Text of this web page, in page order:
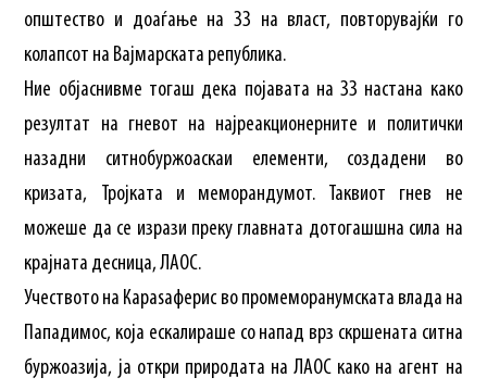
општество и доаѓање на ЗЗ на власт, повторувајќи го
колапсот на Вајмарската република.
Ние објаснивме тогаш дека појавата на ЗЗ настана како
резултат на гневот на најреакционерните и политички
назадни ситнобуржоаскаи елементи, создадени во
кризата, Тројката и меморандумот. Таквиот гнев не
можеше да се изрази преку главната дотогашшна сила на
крајната десница, ЛАОС.
Учеството на Караѕаферис во промеморанумската влада на
Пападимос, која ескалираше со напад врз скршената ситна
буржоазија, ја откри природата на ЛАОС како на агент на